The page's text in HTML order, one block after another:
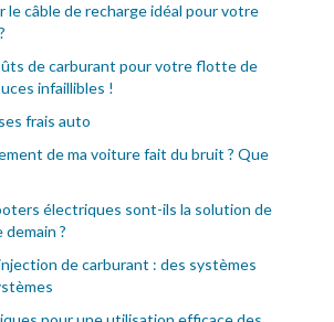
le câble de recharge idéal pour votre
de carburant pour votre flotte de
infaillibles !
frais auto
de ma voiture fait du bruit ? Que
électriques sont-ils la solution de
?
de carburant : des systèmes